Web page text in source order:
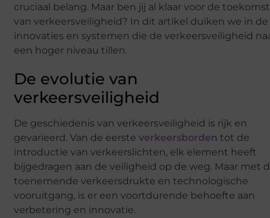
cruciaal belang. Maar ben jij al klaar voor de toekomst
van verkeersveiligheid? In dit artikel duiken we in de
innovaties en systemen die de verkeersveiligheid
een hoger niveau tillen.
De evolutie van
verkeersveiligheid
De geschiedenis van verkeersveiligheid is rijk en
gevarieerd. Van de eersteverkeersborden tot de
introductie van verkeerslichten, elk element heeft
bijgedragen aan de veiligheid op de weg. Maar met
toenemende verkeersdrukte en technologische
vooruitgang, is er een voortdurende behoefte aan
verbetering en innovatie.